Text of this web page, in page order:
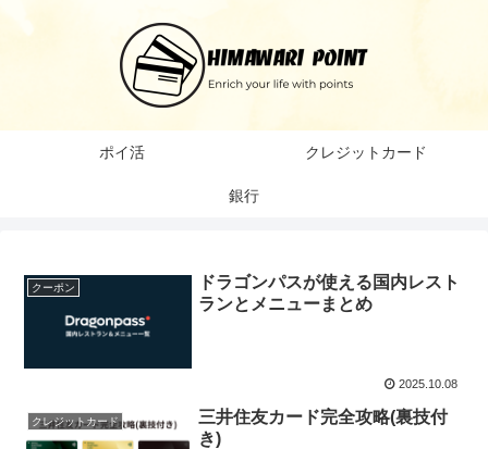
ポイ活 クレジットカード
銀行
クーポン
ドラゴンパスが使える国内レスト
ランとメニューまとめ
2025.10.08
クレジットカード
三井住友カード完全攻略(裏技付
き)